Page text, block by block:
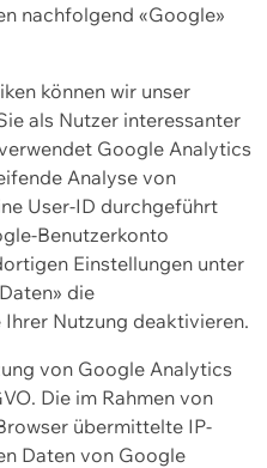
nachfolgend «Google»
können wir unser
als Nutzer interessanter
Google Analytics
Analyse von
User-ID durchgeführt
Benutzerkonto
Einstellungen unter
die
Nutzung deaktivieren.
von Google Analytics
Die im Rahmen von
übermittelte IP-
Daten von Google